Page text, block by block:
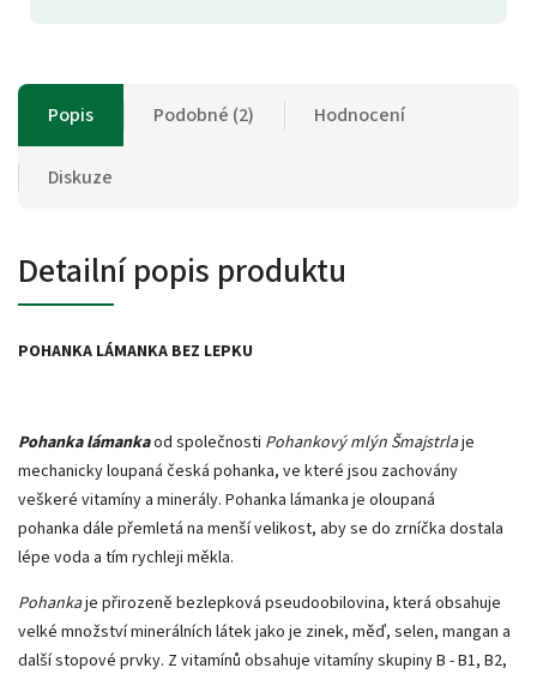
Popis Podobné (2) Hodnocení
Diskuze
Detailní popis produktu
POHANKA LÁMANKA BEZ LEPKU
Pohanka lámankaod společnosti Pohankový mlýn Šmajstrlaje
mechanicky loupaná česká pohanka, ve které jsou zachovány
veškeré vitamíny a minerály. Pohanka lámanka je oloupaná
pohanka dále přemletá na menší velikost, aby se do zrníčka dostala
lépe voda a tím rychleji měkla.
Pohankaje přirozeně bezlepková pseudoobilovina, která obsahuje
velké množství minerálních látek jako je zinek, měď, selen, mangan a
další stopové prvky. Z vitamínů obsahuje vitamíny skupiny B - B1, B2,